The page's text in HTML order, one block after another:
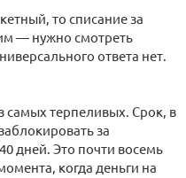
то списание за
— нужно смотреть
ответа нет.
самых терпеливых. Срок, в
за
дней. Это почти восемь
когда деньги на